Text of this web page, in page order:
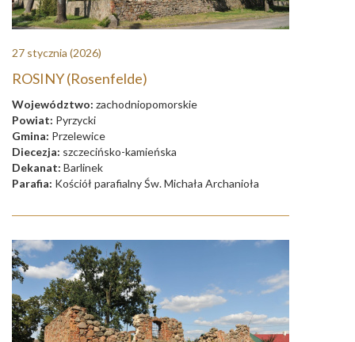
27 stycznia (2026)
ROSINY (Rosenfelde)
Województwo: zachodniopomorskie
Powiat: Pyrzycki
Gmina: Przelewice
Diecezja: szczecińsko-kamieńska
Dekanat: Barlinek
Parafia: Kościół parafialny Św. Michała Archanioła